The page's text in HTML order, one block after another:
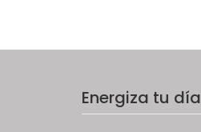
Energiza tu día